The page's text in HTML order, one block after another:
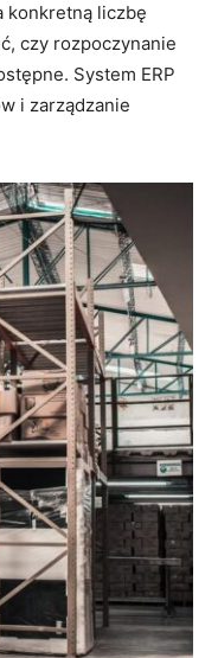
konkretną liczbę
czy rozpoczynanie
System ERP
i zarządzanie